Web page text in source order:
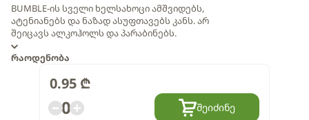
BUMBLE-ის სველი ხელსახოცი ამშვიდებს,
ატენიანებს და ნაზად ასუფთავებს კანს. არ
შეიცავს ალკოჰოლს და პარაბინებს.
რაოდენობა
0.95 ₾
0 შეიძინე